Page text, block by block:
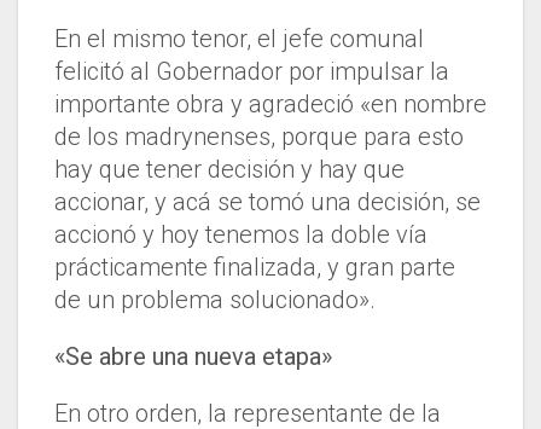
En el mismo tenor, el jefe comunal
felicitó al Gobernador por impulsar la
importante obra y agradeció «en nombre
de los madrynenses, porque para esto
hay que tener decisión y hay que
accionar, y acá se tomó una decisión, se
accionó y hoy tenemos la doble vía
prácticamente finalizada, y gran parte
de un problema solucionado».
«Se abre una nueva etapa»
En otro orden, la representante de la